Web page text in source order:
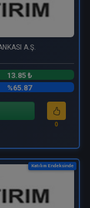
A.Ş.
13.85 ₺
%65.87
0
Katılım Endeksinde